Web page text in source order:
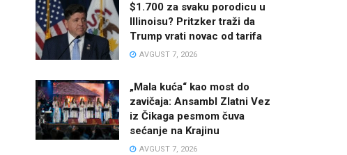
$1.700 za svaku porodicu u
Illinoisu? Pritzker traži da
Trump vrati novac od tarifa
AVGUST 7, 2026
„Mala kuća“ kao most do
zavičaja: Ansambl Zlatni Vez
iz Čikaga pesmom čuva
sećanje na Krajinu
AVGUST 7, 2026